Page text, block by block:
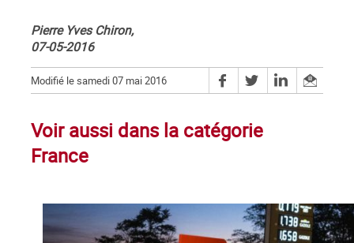
Pierre Yves Chiron,
07-05-2016
Modifié le samedi 07 mai 2016
Voir aussi dans la catégorie
France